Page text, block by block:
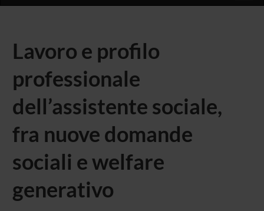
Lavoro e profilo
professionale
dell’assistente sociale,
fra nuove domande
sociali e welfare
generativo